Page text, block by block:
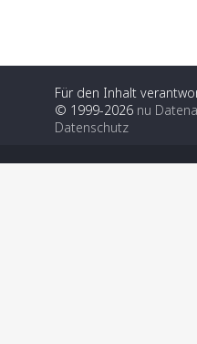
Für den Inhalt
© 1999-2026 nu
Datenschutz